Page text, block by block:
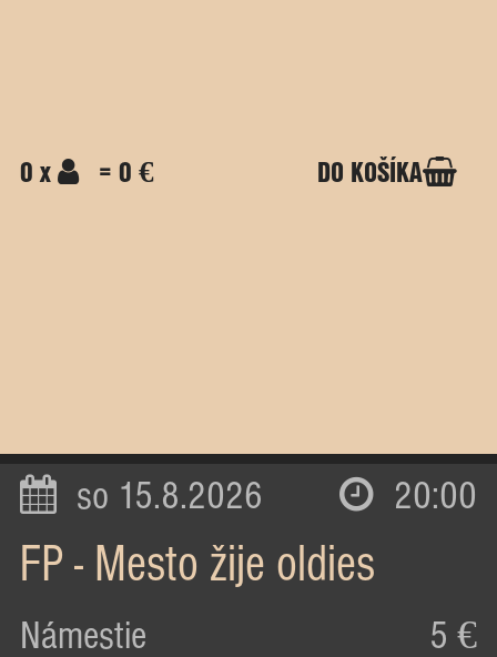
0 x = 0 € DO KOŠÍKA
so 15.8.2026 20:00
FP - Mesto žije oldies
Námestie 5 €